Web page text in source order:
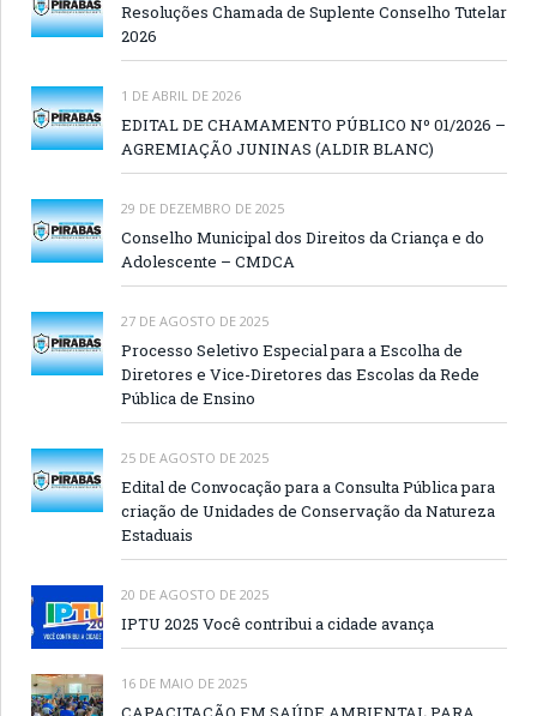
Resoluções Chamada de Suplente Conselho Tutelar
2026
1 DE ABRIL DE 2026
EDITAL DE CHAMAMENTO PÚBLICO Nº 01/2026 –
AGREMIAÇÃO JUNINAS (ALDIR BLANC)
29 DE DEZEMBRO DE 2025
Conselho Municipal dos Direitos da Criança e do
Adolescente – CMDCA
27 DE AGOSTO DE 2025
Processo Seletivo Especial para a Escolha de
Diretores e Vice-Diretores das Escolas da Rede
Pública de Ensino
25 DE AGOSTO DE 2025
Edital de Convocação para a Consulta Pública para
criação de Unidades de Conservação da Natureza
Estaduais
20 DE AGOSTO DE 2025
IPTU 2025 Você contribui a cidade avança
16 DE MAIO DE 2025